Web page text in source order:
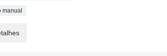
manual